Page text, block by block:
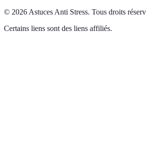
© 2026 Astuces Anti Stress. Tous droits
Certains liens sont des liens affiliés.